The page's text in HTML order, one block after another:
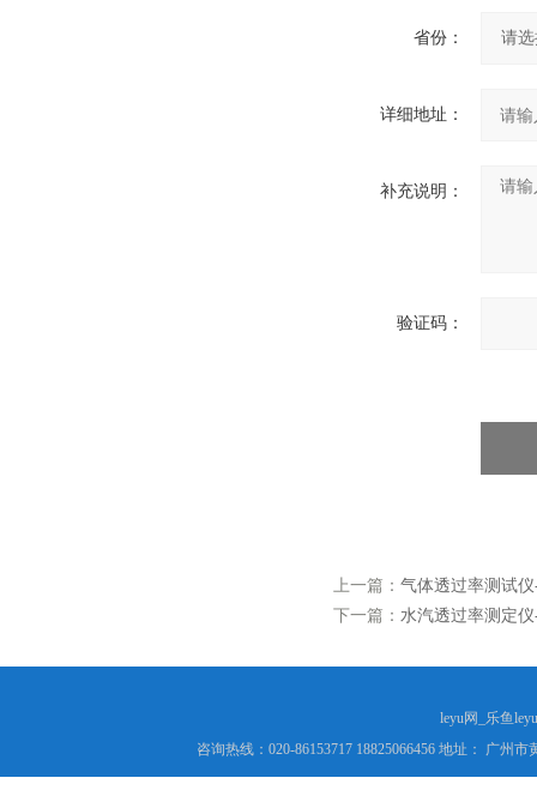
省份：
详细地址：
补充说明：
验证码：
上一篇： 气体透过率测试
下一篇： 水汽透过率测定
leyu网_乐鱼
咨询热线：020-86153717 18825066456 地址： 广州